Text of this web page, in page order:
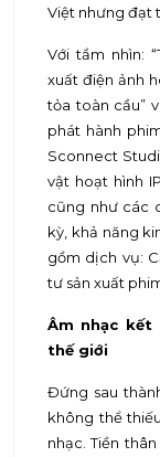
Việt nhưng đạt
Với tầm nhìn:
xuất điện ảnh
tỏa toàn cầu”
phát hành
Sconnect
vật hoạt hình
cũng như các
kỳ, khả năng
gồm dịch vụ:
tư sản xuất
Âm nhạc kết
thế giới
Đứng sau
không thể
nhạc. Tiền